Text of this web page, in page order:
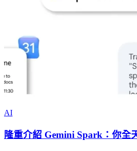
AI
隆重介紹 Gemini Spark：你全